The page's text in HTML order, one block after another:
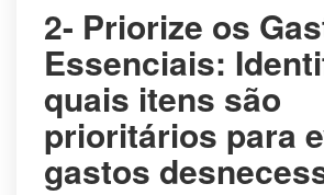
2- Priorize os
Essenciais:
quais itens são
prioritários para
gastos